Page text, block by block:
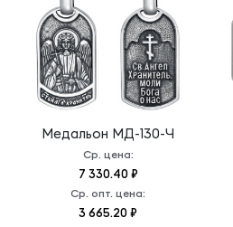
Медальон МД-130-Ч
Ср. цена:
7 330.40 ₽
Ср. опт. цена:
3 665.20 ₽